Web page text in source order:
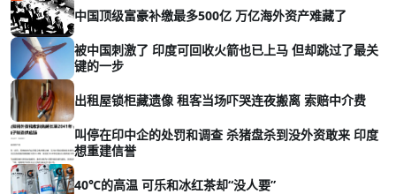
中国顶级富豪补缴最多500亿 万亿海外资产难藏了
被中国刺激了 印度可回收火箭也已上马 但却跳过了最关
键的一步
出租屋锁柜藏遗像 租客当场吓哭连夜搬离 索赔中介费
叫停在印中企的处罚和调查 杀猪盘杀到没外资敢来 印度
想重建信誉
40℃的高温 可乐和冰红茶却“没人要”